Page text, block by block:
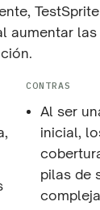
aumentar
CONTRAS
Al ser
inicial,
pilas de